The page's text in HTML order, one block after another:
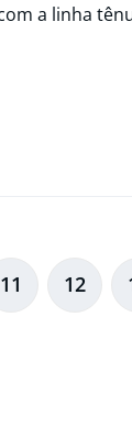
a linha
11 12